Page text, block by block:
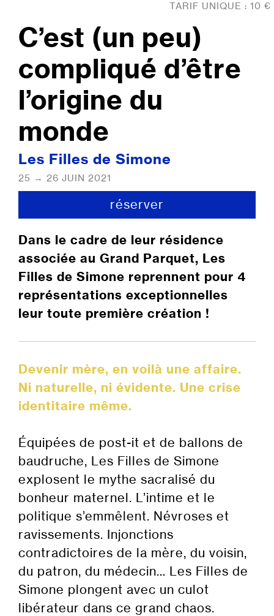
C’est (un peu)
compliqué d’être
l’origine du
monde
Les Filles de Simone
25 → 26 JUIN 2021
réserver
Dans le cadre de leur résidence
associée au Grand Parquet, Les
Filles de Simone reprennent pour 4
représentations exceptionnelles
leur toute première création !
Devenir mère, en voilà une affaire.
Ni naturelle, ni évidente. Une crise
identitaire même.
Équipées de post-it et de ballons de
baudruche, Les Filles de Simone
explosent le mythe sacralisé du
bonheur maternel. L’intime et le
politique s’emmêlent. Névroses et
ravissements. Injonctions
contradictoires de la mère, du voisin,
du patron, du médecin… Les Filles de
Simone plongent avec un culot
libérateur dans ce grand chaos.
TARIF UNIQUE : 10 €